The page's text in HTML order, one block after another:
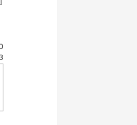
リア建材（1）
建材（1）
具（1）
設用設備機器（1）